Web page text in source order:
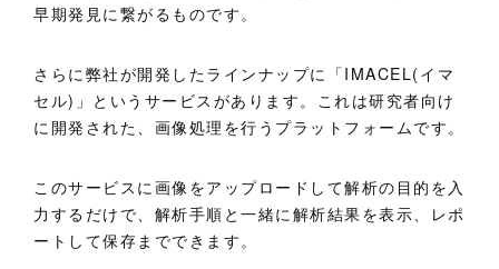
早期発見に繋がるものです。
さらに弊社が開発したラインナップに「IMACEL(イマ
セル)」というサービスがあります。これは研究者向け
に開発された、画像処理を行うプラットフォームです。
このサービスに画像をアップロードして解析の目的を入
力するだけで、解析手順と一緒に解析結果を表示、レポ
ートして保存までできます。